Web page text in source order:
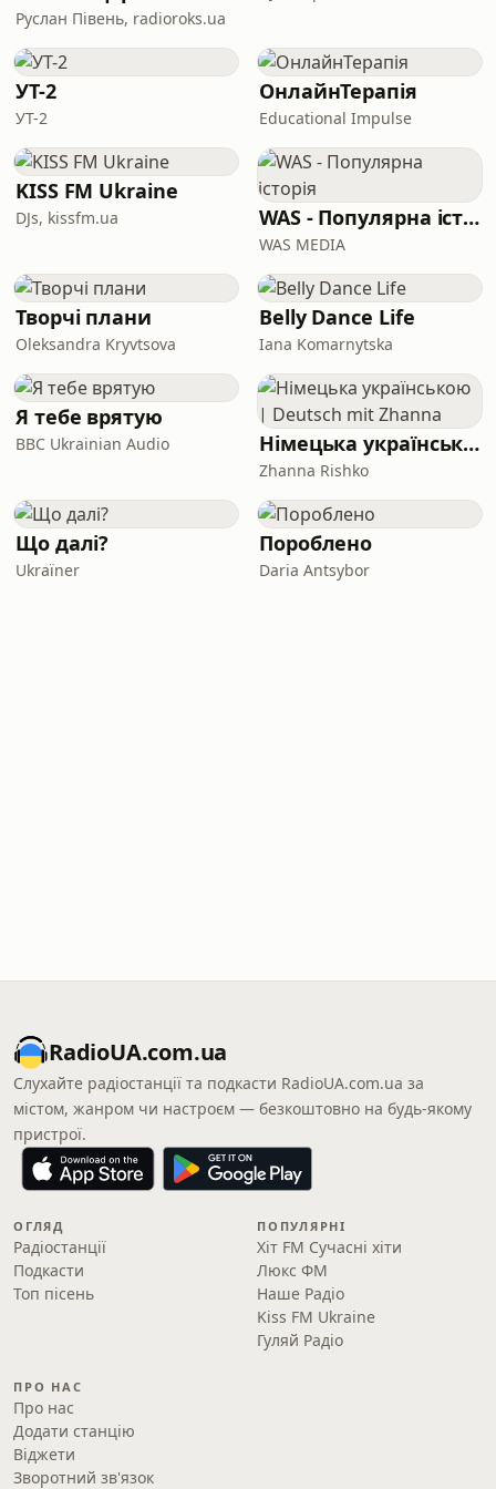
Руслан Півень, radioroks.ua
УТ-2
УТ-2
ОнлайнТерапія
Educational Impulse
KISS FM Ukraine
DJs, kissfm.ua WAS - Популярна історія
WAS MEDIA
Творчі плани
Oleksandra Kryvtsova
Belly Dance Life
Iana Komarnytska
Я тебе врятую
BBC Ukrainian Audio Німецька українською | Deutsch mit Zhanna
Zhanna Rishko
Що далі?
Ukraїner
Пороблено
Daria Antsybor
RadioUA.com.ua
Слухайте радіостанції та подкасти RadioUA.com.ua за
містом, жанром чи настроєм — безкоштовно на будь-якому
пристрої.
ОГЛЯД
Радіостанції
Подкасти
Топ пісень
ПОПУЛЯРНІ
Хіт FM Сучасні хіти
Люкс ФМ
Наше Радіо
Kiss FM Ukraine
Гуляй Радіо
ПРО НАС
Про нас
Додати станцію
Віджети
Зворотний зв'язок